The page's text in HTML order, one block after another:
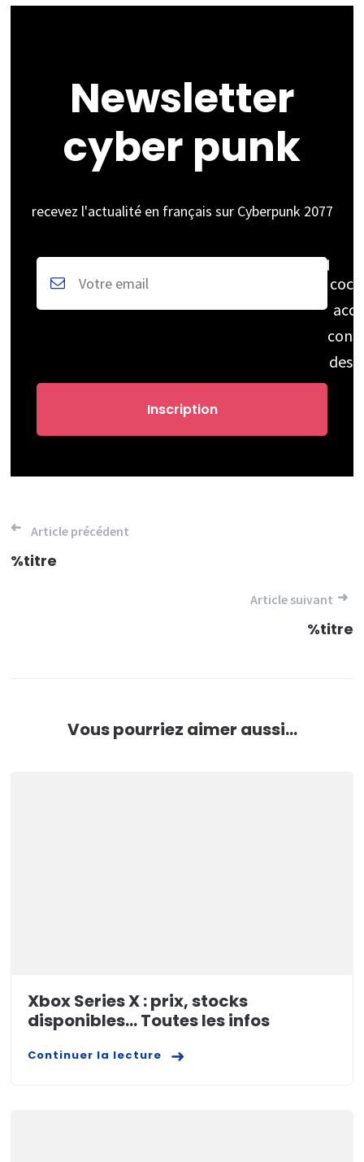
Newsletter
cyber punk
recevez l'actualité en français sur Cyberpunk 2077
des
Navigation
de
Article précédent
%titre
Article suivant
%titre
Vous pourriez aimer aussi...
Xbox Series X : prix, stocks
disponibles… Toutes les infos
Continuer la lecture